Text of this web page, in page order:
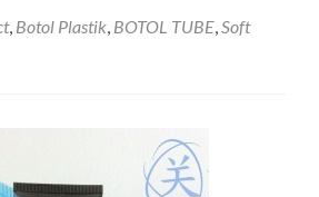
, Botol Plastik, BOTOL TUBE,Soft